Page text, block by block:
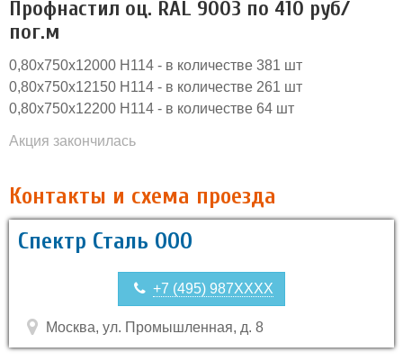
Профнастил оц. RAL 9003 по 410 руб/
пог.м
0,80х750х12000 Н114 - в количестве 381 шт
0,80х750х12150 Н114 - в количестве 261 шт
0,80х750х12200 Н114 - в количестве 64 шт
Акция закончилась
Контакты и схема проезда
Спектр Сталь ООО
+7 (495) 987XXXX
Москва, ул. Промышленная, д. 8